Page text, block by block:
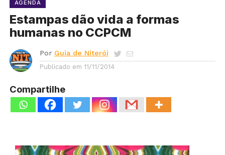
AGENDA
Estampas dão vida a formas
humanas no CCPCM
Por Guia de Niterói
Publicado em 11/11/2014
Compartilhe